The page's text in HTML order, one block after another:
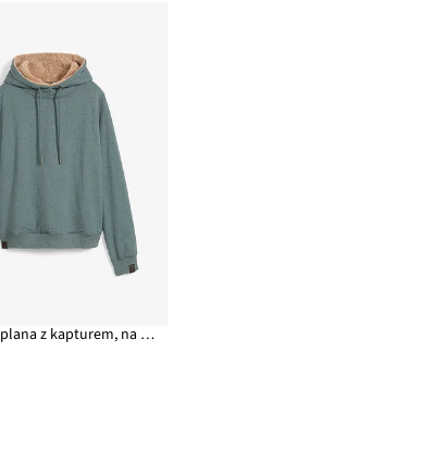
Bluza ocieplana z kapturem, na podszewce z polaru baranka